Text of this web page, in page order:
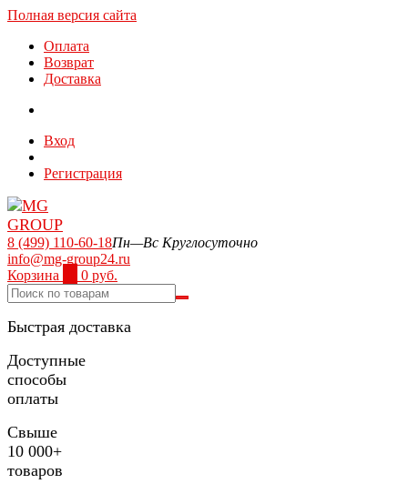
Полная версия сайта
Оплата
Возврат
Доставка
Вход
Регистрация
8 (499) 110-60-18Пн—Вс Круглосуточно
info@mg-group24.ru
Корзина
0 руб.
Быстрая доставка
Доступные
способы
оплаты
Свыше
10 000+
товаров